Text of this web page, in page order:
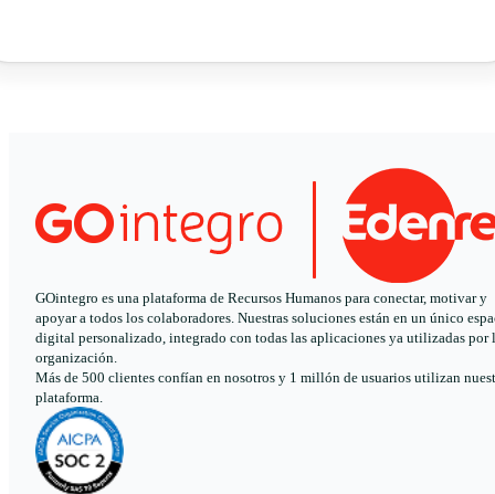
GOintegro es una plataforma de Recursos Humanos para conectar, motivar y
apoyar a todos los colaboradores. Nuestras soluciones están en un único
digital personalizado, integrado con todas las aplicaciones ya utilizadas por
organización.
Más de 500 clientes confían en nosotros y 1 millón de usuarios utilizan
plataforma.